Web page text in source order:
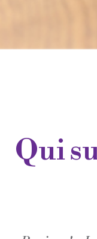
Qui